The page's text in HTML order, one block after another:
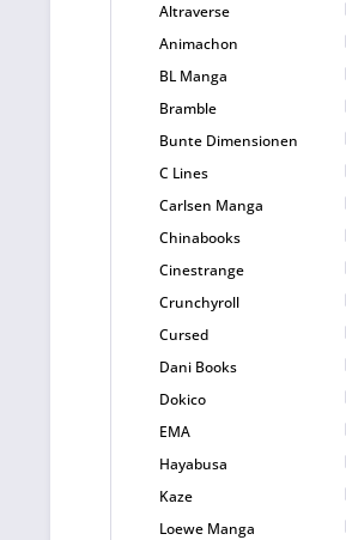
Altraverse
Animachon
BL Manga
Bramble
Bunte Dimensionen
C Lines
Carlsen Manga
Chinabooks
Cinestrange
Crunchyroll
Cursed
Dani Books
Dokico
EMA
Hayabusa
Kaze
Loewe Manga